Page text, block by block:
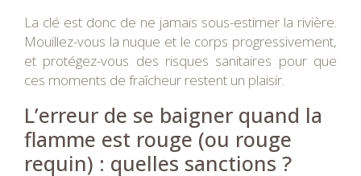
La clé est donc de ne jamais sous-estimer la rivière.
Mouillez-vous la nuque et le corps progressivement,
et protégez-vous des risques sanitaires pour que
ces moments de fraîcheur restent un plaisir.
L’erreur de se baigner quand la
flamme est rouge (ou rouge
requin) : quelles sanctions ?